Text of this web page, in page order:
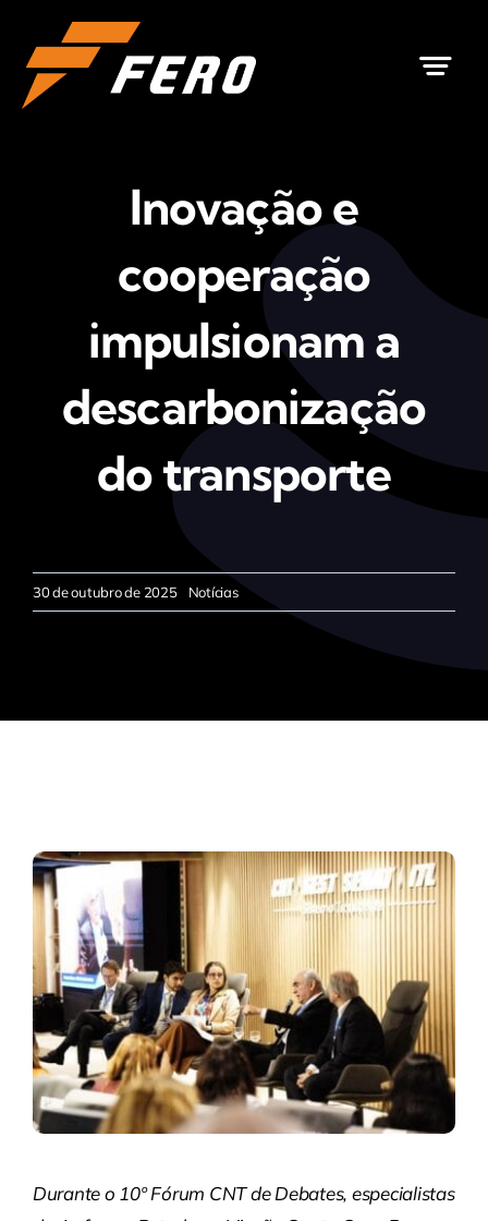
para
conteúdo
Inovação e
cooperação
impulsionam a
descarbonização
do transporte
30 de outubro de 2025 Notícias
Durante o 10º Fórum CNT de Debates, especialistas